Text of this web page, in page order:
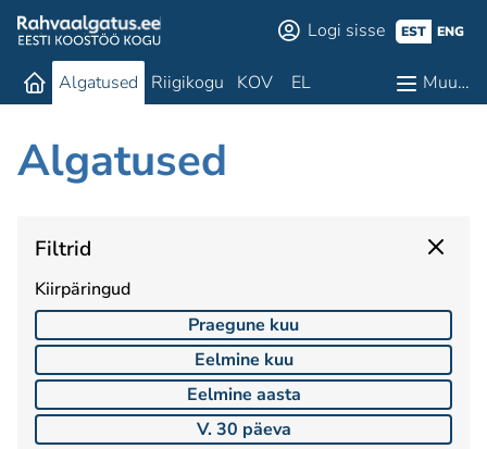
Logi sisse EST ENG
Algatused Riigikogu KOV EL Muu…
Algatused
Filtrid
Kiirpäringud
Praegune kuu
Eelmine kuu
Eelmine aasta
V. 30 päeva